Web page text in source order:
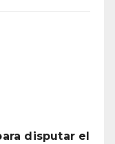
disputar el